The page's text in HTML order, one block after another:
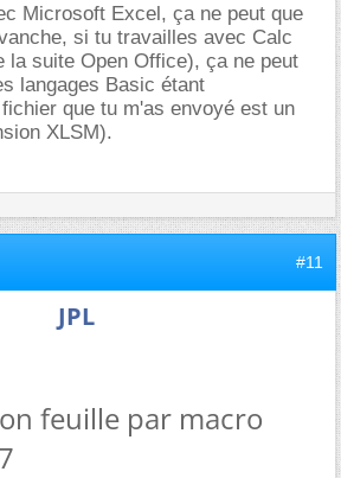
Microsoft Excel, ça ne peut que
si tu travailles avec Calc
la suite Open Office), ça ne peut
langages Basic étant
que tu m'as envoyé est un
XLSM).
#11
JPL
feuille par macro